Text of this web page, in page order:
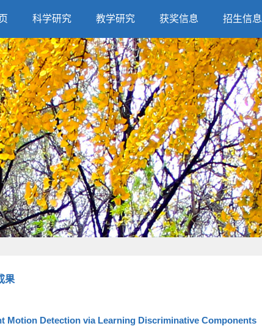
科学研究 教学研究 获奖信息 招生信息
果
Motion Detection via Learning Discriminative Components